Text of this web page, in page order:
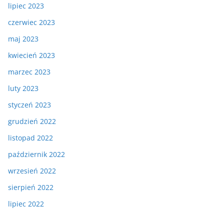
lipiec 2023
czerwiec 2023
maj 2023
kwiecień 2023
marzec 2023
luty 2023
styczeń 2023
grudzień 2022
listopad 2022
październik 2022
wrzesień 2022
sierpień 2022
lipiec 2022